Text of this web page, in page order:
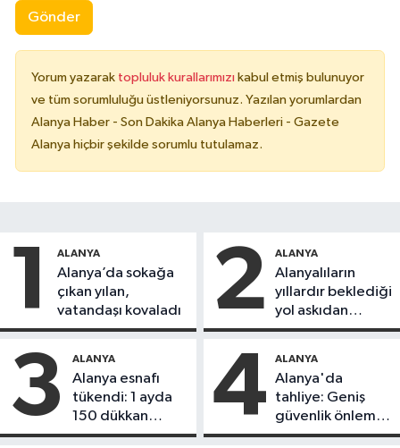
Gönder
Yorum yazarak topluluk kurallarımızı kabul etmiş bulunuyor
ve tüm sorumluluğu üstleniyorsunuz. Yazılan yorumlardan
Alanya Haber - Son Dakika Alanya Haberleri - Gazete
Alanya hiçbir şekilde sorumlu tutulamaz.
1 ALANYA
Alanya’da sokağa
çıkan yılan,
vatandaşı kovaladı
2 ALANYA
Alanyalıların
yıllardır beklediği
yol askıdan
döndü
3 ALANYA
Alanya esnafı
tükendi: 1 ayda
150 dükkan
kapandı
4 ALANYA
Alanya'da
tahliye: Geniş
güvenlik önlemi
alındı